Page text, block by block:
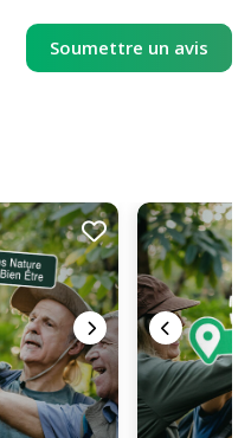
Soumettre un avis